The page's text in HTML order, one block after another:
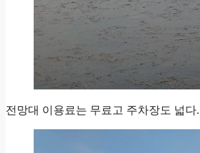
전망대 이용료는 무료고 주차장도 넓다.